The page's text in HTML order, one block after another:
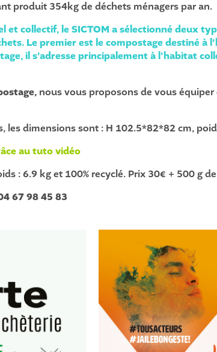
produit 354kg de déchets ménagers par an.
collectif, le SICTOM a sélectionné deux
Le premier est le compostage destiné à
il s’adresse principalement à l’habitat
nous vous proposons de vous équiper
les dimensions sont : H 102.5*82*82 cm,
au tuto vidéo
: 6.9 kg et 100% recyclé. Prix 30€ + 500 g
67 98 45 83